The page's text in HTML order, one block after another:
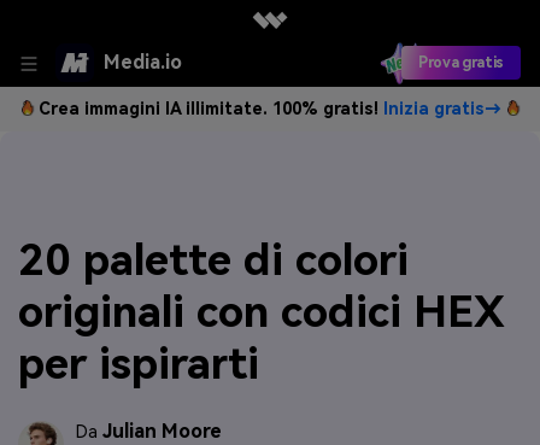
Media.io Prova gratis
Crea immagini IA illimitate. 100% gratis! Inizia gratis→
20 palette di colori
originali con codici HEX
per ispirarti
Da Julian Moore